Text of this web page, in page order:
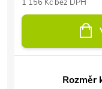
1 156 Kč bez DPH
Rozměr